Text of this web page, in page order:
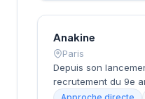
prestations de
Anakine
Paris
Depuis son
recrutement du 9e
accompagne les